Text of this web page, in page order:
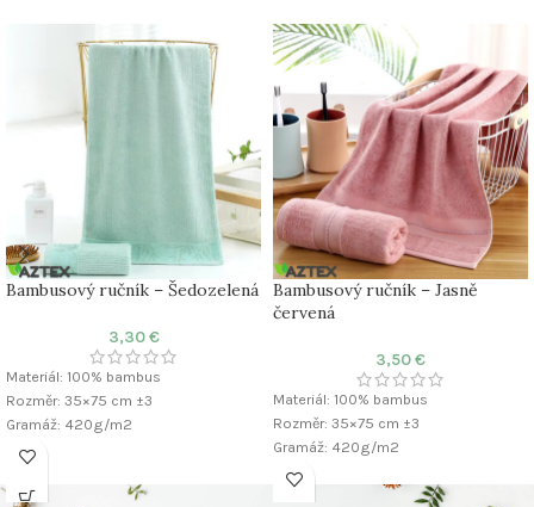
Bambusový ručník – Šedozelená
3,30€
Materiál: 100% bambus
Rozměr: 35×75 cm ±3
Gramáž: 420g/m2
Bambusový ručník – Jasně
červená
3,50€
Materiál: 100% bambus
Rozměr: 35×75 cm ±3
Gramáž: 420g/m2